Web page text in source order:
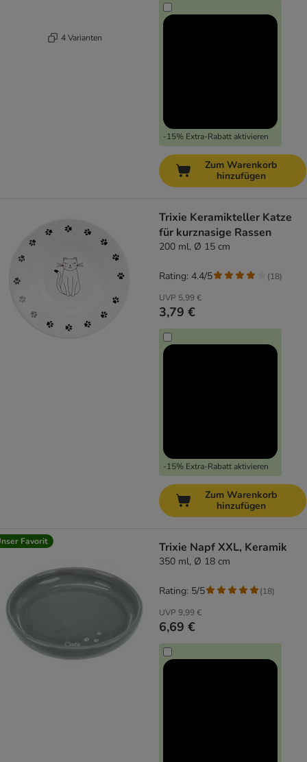
4 Varianten
-15% Extra-Rabatt aktivieren
Zum Warenkorb
hinzufügen
Trixie Keramikteller Katze
für kurznasige Rassen
200 ml, Ø 15 cm
UVP 5,99 €
3,79 €
-15% Extra-Rabatt aktivieren
Rating: 4.4/5 (18)
Zum Warenkorb
hinzufügen
Favorit Trixie Napf XXL, Keramik
350 ml, Ø 18 cm
UVP 9,99 €
6,69 €
Rating: 5/5 (18)